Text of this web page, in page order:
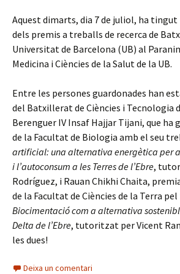
Aquest dimarts, dia 7 de juliol, ha
dels premis a treballs de recerca de
Universitat de Barcelona (UB) al
Medicina i Ciències de la Salut de la UB.
Entre les persones guardonades han
del Batxillerat de Ciències i Tecnologia
Berenguer IV Insaf Hajjar Tijani, que ha
de la Facultat de Biologia amb el seu
artificial: una alternativa energètica per
il’autoconsum a les Terres de l’Ebre,
Rodríguez, i Rauan Chikhi Chaita,
de la Facultat de Ciències de la Terra
Biocimentació com a alternativa
Delta de l’Ebre, tutoritzat per Vicent
les dues!
Deixa un comentari